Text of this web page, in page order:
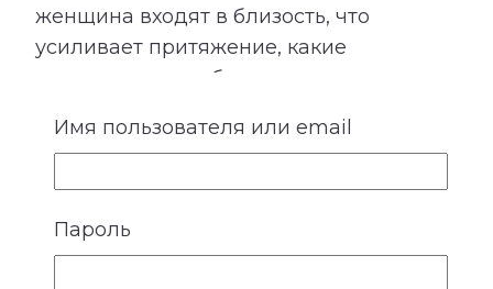
женщина входят в близость, что
усиливает притяжение, какие
ожидания могут быть невысказанными
относиться к границам друг друга.
Имя пользователя или email
Пароль